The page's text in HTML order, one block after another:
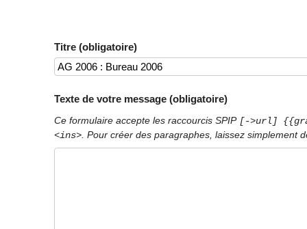
Titre (obligatoire)
Texte de votre message (obligatoire)
Ce formulaire accepte les raccourcis SPIP [->url]
<ins>. Pour créer des paragraphes, laissez simplement